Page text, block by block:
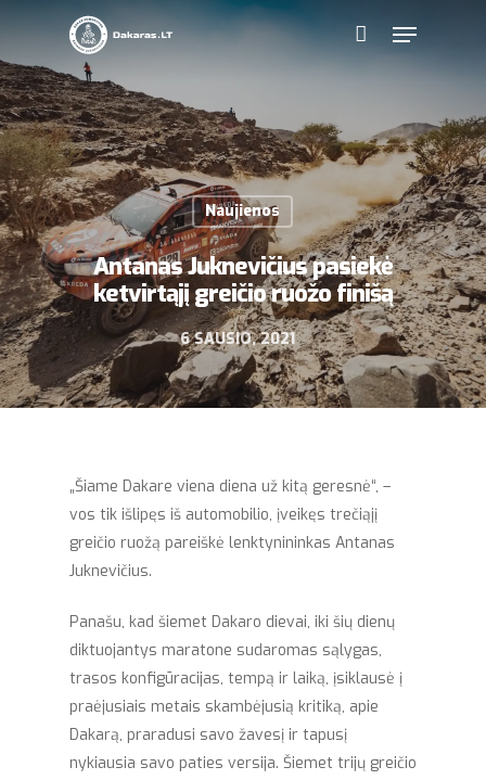
Naujienos
Antanas Juknevičius pasiekė
ketvirtąjį greičio ruožo finišą
6 SAUSIO, 2021
„Šiame Dakare viena diena už kitą geresnė“, –
vos tik išlipęs iš automobilio, įveikęs trečiąjį
greičio ruožą pareiškė lenktynininkas Antanas
Juknevičius.
Panašu, kad šiemet Dakaro dievai, iki šių dienų
diktuojantys maratone sudaromas sąlygas,
trasos konfigūracijas, tempą ir laiką, įsiklausė į
praėjusiais metais skambėjusią kritiką, apie
Dakarą, praradusi savo žavesį ir tapusį
nykiausia savo paties versija. Šiemet trijų greičio